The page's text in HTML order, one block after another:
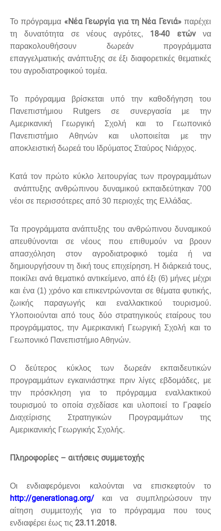
Το πρόγραμμα «Νέα Γεωργία για τη Νέα Γενιά»παρέχει
τη δυνατότητα σε νέους αγρότες, 18-40 ετώννα
παρακολουθήσουν δωρεάν προγράμματα
επαγγελματικής ανάπτυξης σε έξι διαφορετικές θεματικές
του αγροδιατροφικού τομέα.
Το πρόγραμμα βρίσκεται υπό την καθοδήγηση του
Πανεπιστήμιου Rutgers σε συνεργασία με την
Αμερικανική Γεωργική Σχολή και το Γεωπονικό
Πανεπιστήμιο Αθηνών και υλοποιείται με την
αποκλειστική δωρεά του Ιδρύματος Σταύρος Νιάρχος.
Κατά τον πρώτο κύκλο λειτουργίας των προγραμμάτων
ανάπτυξης ανθρώπινου δυναμικού εκπαιδεύτηκαν 700
νέοι σε περισσότερες από 30 περιοχές της Ελλάδας.
Τα προγράμματα ανάπτυξης του ανθρώπινου δυναμικού
απευθύνονται σε νέους που επιθυμούν να βρουν
απασχόληση στον αγροδιατροφικό τομέα ή να
δημιουργήσουν τη δική τους επιχείρηση. Η διάρκειά τους,
ποικίλει ανά θεματικό αντικείμενο, από έξι (6) μήνες μέχρι
και ένα (1) χρόνο και επικεντρώνονται σε θέματα φυτικής,
ζωικής παραγωγής και εναλλακτικού τουρισμού.
Υλοποιούνται από τους δύο στρατηγικούς εταίρους του
προγράμματος, την Αμερικανική Γεωργική Σχολή και το
Γεωπονικό Πανεπιστήμιο Αθηνών.
Ο δεύτερος κύκλος των δωρεάν εκπαιδευτικών
προγραμμάτων εγκαινιάστηκε πριν λίγες εβδομάδες, με
την πρόσκληση για το πρόγραμμα εναλλακτικού
τουρισμού το οποία σχεδίασε και υλοποιεί το Γραφείο
Διαχείρισης Στρατηγικών Προγραμμάτων της
Αμερικανικής Γεωργικής Σχολής.
Πληροφορίες – αιτήσεις συμμετοχής
Οι ενδιαφερόμενοι καλούνται να επισκεφτούν το
http://generationag.org/ και να συμπληρώσουν την
αίτηση συμμετοχής για το πρόγραμμα που τους
ενδιαφέρει έως τις 23.11.2018.